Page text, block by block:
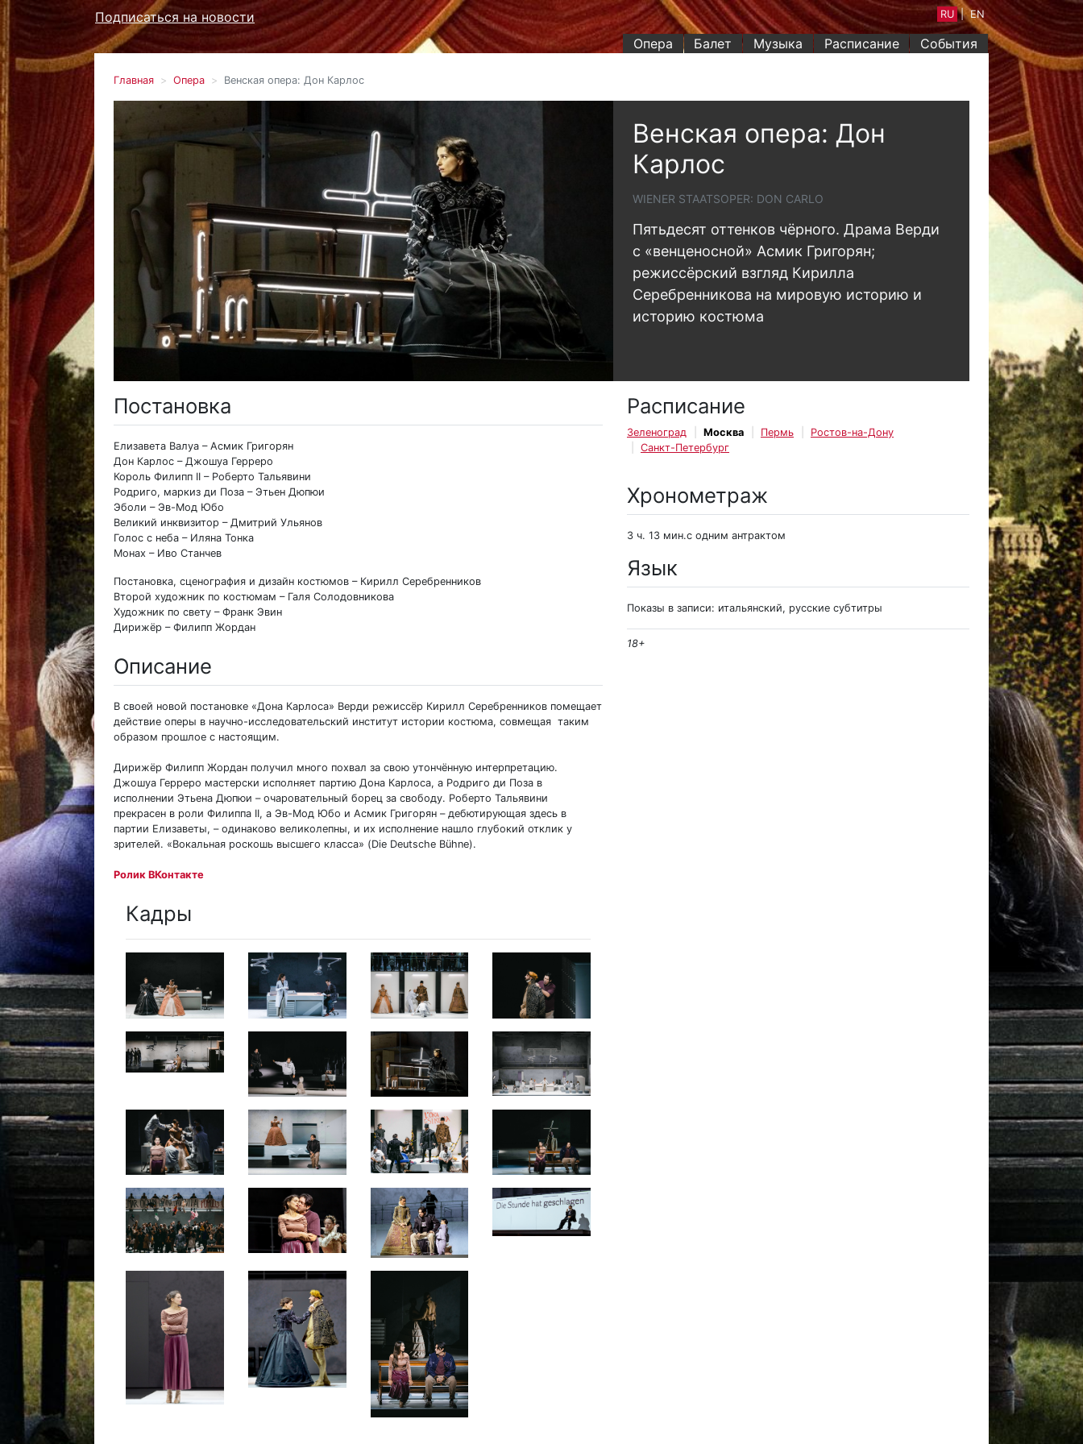
Опера Балет Музыка Расписание События
Подписаться на новости RU | EN
Главная Опера Венская опера: Дон Карлос
Венская опера: Дон
Карлос
WIENER STAATSOPER: DON CARLO
Пятьдесят оттенков чёрного. Драма Верди
с «венценосной» Асмик Григорян;
режиссёрский взгляд Кирилла
Серебренникова на мировую историю и
историю костюма
Постановка
Елизавета Валуа – Асмик Григорян
Дон Карлос – Джошуа Герреро
Король Филипп II – Роберто Тальявини
Родриго, маркиз ди Поза – Этьен Дюпюи
Эболи – Эв-Мод Юбо
Великий инквизитор – Дмитрий Ульянов
Голос с неба – Иляна Тонка
Монах – Иво Станчев
Постановка, сценография и дизайн костюмов – Кирилл Серебренников
Второй художник по костюмам – Галя Солодовникова
Художник по свету – Франк Эвин
Дирижёр – Филипп Жордан
Описание
В своей новой постановке «Дона Карлоса» Верди режиссёр Кирилл Серебренников помещает
действие оперы в научно-исследовательский институт истории костюма, совмещая таким
образом прошлое с настоящим.
Дирижёр Филипп Жордан получил много похвал за свою утончённую интерпретацию.
Джошуа Герреро мастерски исполняет партию Дона Карлоса, а Родриго ди Поза в
исполнении Этьена Дюпюи – очаровательный борец за свободу. Роберто Тальявини
прекрасен в роли Филиппа II, а Эв-Мод Юбо и Асмик Григорян – дебютирующая здесь в
партии Елизаветы, – одинаково великолепны, и их исполнение нашло глубокий отклик у
зрителей. «Вокальная роскошь высшего класса» (Die Deutsche Bühne).
Ролик ВКонтакте
Кадры
Расписание
Зеленоград Москва Пермь
Ростов-на-Дону
Санкт-Петербург
Хронометраж
3 ч. 13 мин.с одним антрактом
Язык
Показы в записи: итальянский, русские субтитры
18+